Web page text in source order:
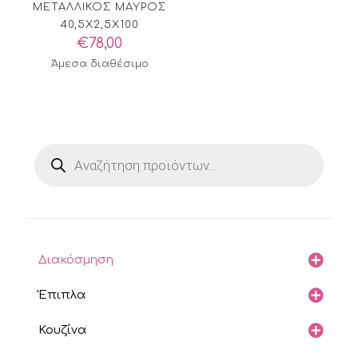
ΜΕΤΑΛΛΙΚΟΣ ΜΑΥΡΟΣ
40,5X2,5X100
€78,00
Άμεσα διαθέσιμο
search
Διακόσμηση
Έπιπλα
Κουζίνα